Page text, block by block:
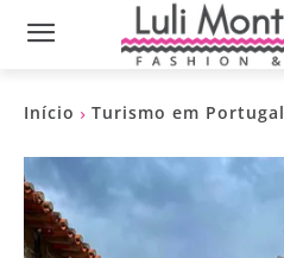
Início Turismo em Portugal